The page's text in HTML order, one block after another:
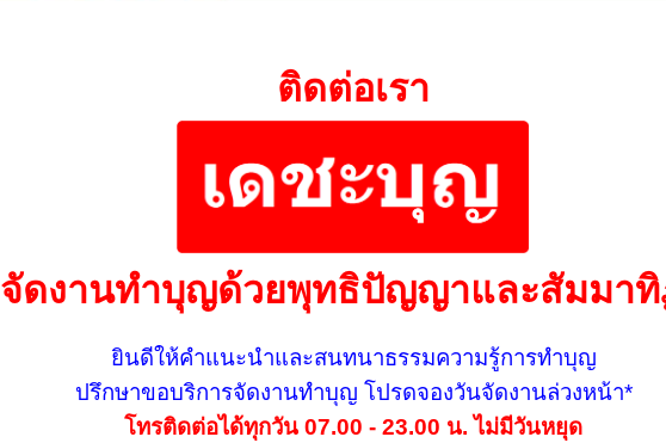
ติดต่อเรา
จัดงานทำบุญด้วยพุทธิปัญญาและสัมมา
ยินดีให้คำแนะนำและสนทนาธรรมความรู้การทำบุญ
ปรึกษาขอบริการจัดงานทำบุญ โปรดจองวันจัดงานล่วงหน้า*
โทรติดต่อได้ทุกวัน 07.00 - 23.00 น. ไม่มีวันหยุด